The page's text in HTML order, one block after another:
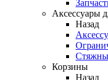
Аксессуары
Назад
Корзины
Назад